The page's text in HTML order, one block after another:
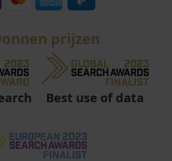
prijzen
Best use of data